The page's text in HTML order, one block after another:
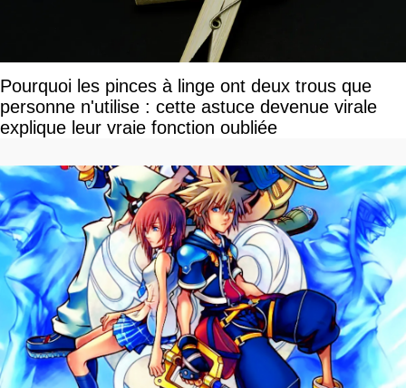
Pourquoi les pinces à linge ont deux trous que
personne n'utilise : cette astuce devenue virale
explique leur vraie fonction oubliée